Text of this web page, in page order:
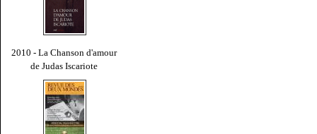
2010 - La Chanson d'amour
de Judas Iscariote